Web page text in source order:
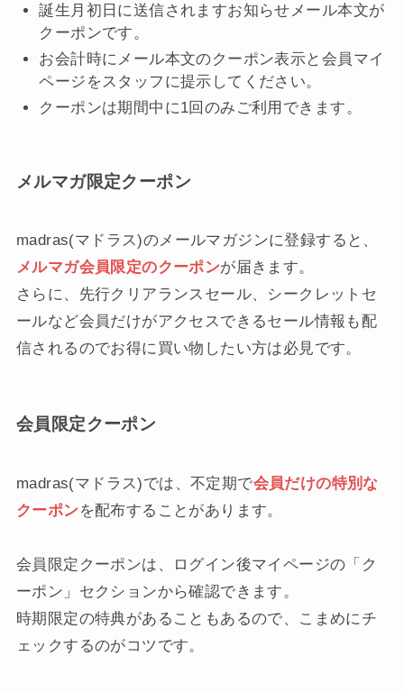
誕生月初日に送信されますお知らせメール本文が
クーポンです。
お会計時にメール本文のクーポン表示と会員マイ
ページをスタッフに提示してください。
クーポンは期間中に1回のみご利用できます。
メルマガ限定クーポン
madras(マドラス)のメールマガジンに登録すると、
メルマガ会員限定のクーポンが届きます。
さらに、先行クリアランスセール、シークレットセ
ールなど会員だけがアクセスできるセール情報も配
信されるのでお得に買い物したい方は必見です。
会員限定クーポン
madras(マドラス)では、不定期で会員だけの特別な
クーポンを配布することがあります。
会員限定クーポンは、ログイン後マイページの「ク
ーポン」セクションから確認できます。
時期限定の特典があることもあるので、こまめにチ
ェックするのがコツです。